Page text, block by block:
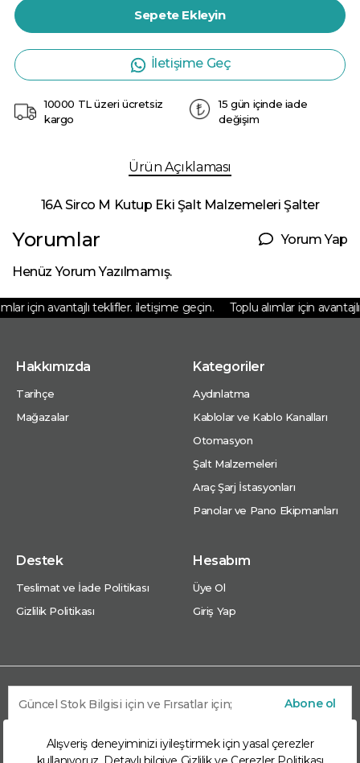
Alışveriş deneyiminizi iyileştirmek için yasal çerezler
Sepete Ekleyin
İletişime Geç
10000 TL üzeri ücretsiz
kargo
15 gün içinde iade
değişim
Ürün Açıklaması
16A Sirco M Kutup Eki Şalt Malzemeleri Şalter
Yorumlar Yorum Yap
Henüz Yorum Yazılmamış.
için avantajlı teklifler. iletişime geçin. Toplu alımlar için
Hakkımızda
Tarihçe
Mağazalar
Kategoriler
Aydınlatma
Kablolar ve Kablo Kanalları
Otomasyon
Şalt Malzemeleri
Araç Şarj İstasyonları
Panolar ve Pano Ekipmanları
Destek
Teslimat ve İade Politikası
Gizlilik Politikası
Hesabım
Üye Ol
Giriş Yap
Abone ol